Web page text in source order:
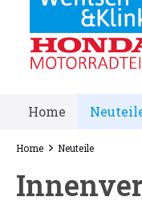
Home
Home Neuteile